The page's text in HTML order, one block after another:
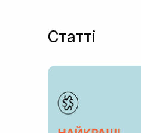
Статті